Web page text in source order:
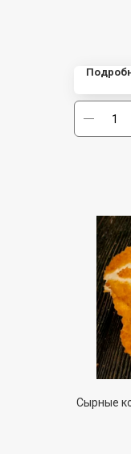
Сырные